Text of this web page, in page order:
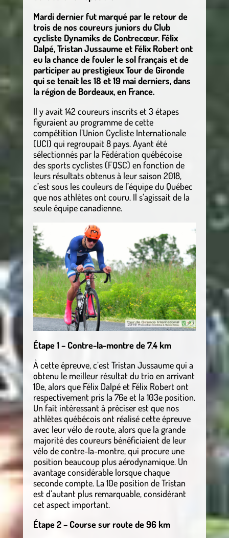
Mardi dernier fut marqué par le retour de
trois de nos coureurs juniors du Club
cycliste Dynamiks de Contrecœur. Félix
Dalpé, Tristan Jussaume et Félix Robert ont
eu la chance de fouler le sol français et de
participer au prestigieux Tour de Gironde
qui se tenait les 18 et 19 mai derniers, dans
la région de Bordeaux, en France.
Il y avait 142 coureurs inscrits et 3 étapes
figuraient au programme de cette
compétition l’Union Cycliste Internationale
(UCI) qui regroupait 8 pays. Ayant été
sélectionnés par la Fédération québécoise
des sports cyclistes (FQSC) en fonction de
leurs résultats obtenus à leur saison 2018,
c’est sous les couleurs de l’équipe du Québec
que nos athlètes ont couru. Il s’agissait de la
seule équipe canadienne.
Étape 1 – Contre-la-montre de 7.4 km
À cette épreuve, c’est Tristan Jussaume qui a
obtenu le meilleur résultat du trio en arrivant
10e, alors que Félix Dalpé et Félix Robert ont
respectivement pris la 76e et la 103e position.
Un fait intéressant à préciser est que nos
athlètes québécois ont réalisé cette épreuve
avec leur vélo de route, alors que la grande
majorité des coureurs bénéficiaient de leur
vélo de contre-la-montre, qui procure une
position beaucoup plus aérodynamique. Un
avantage considérable lorsque chaque
seconde compte. La 10e position de Tristan
est d’autant plus remarquable, considérant
cet aspect important.
Étape 2 – Course sur route de 96 km